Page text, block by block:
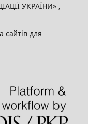
УКРАЇНИ» ,
сайтів для